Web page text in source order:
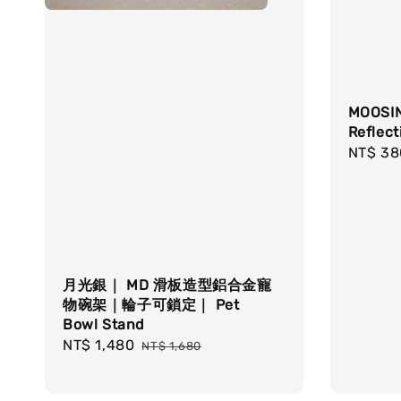
月光銀｜ MD 滑板造型鋁合金寵
物碗架｜輪子可鎖定｜ Pet
Bowl Stand
Sale
NT$ 1,480 Regular
NT$ 1,680
NT$